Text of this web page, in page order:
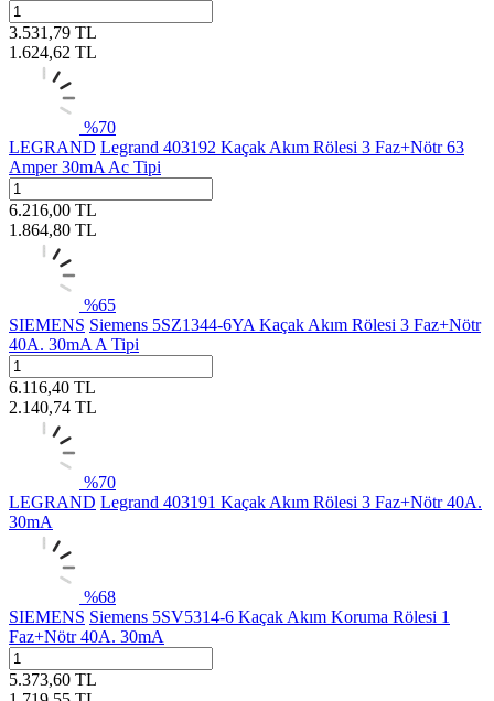
3.531,79 TL
1.624,62 TL
%70
LEGRAND Legrand 403192 Kaçak Akım Rölesi 3 Faz+Nötr 63
Amper 30mA Ac Tipi
6.216,00 TL
1.864,80 TL
%65
SIEMENS Siemens 5SZ1344-6YA Kaçak Akım Rölesi 3 Faz+Nötr
40A. 30mA A Tipi
6.116,40 TL
2.140,74 TL
%70
LEGRAND Legrand 403191 Kaçak Akım Rölesi 3 Faz+Nötr 40A.
30mA
%68
SIEMENS Siemens 5SV5314-6 Kaçak Akım Koruma Rölesi 1
Faz+Nötr 40A. 30mA
5.373,60 TL